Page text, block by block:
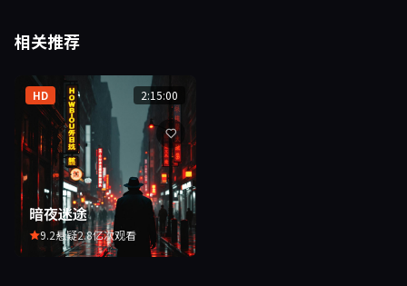
相关推荐
HD 2:15:00
暗夜迷途
9.2悬疑2.8亿次观看